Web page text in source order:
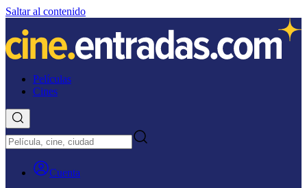
Saltar al contenido
Películas
Cines
Cuenta